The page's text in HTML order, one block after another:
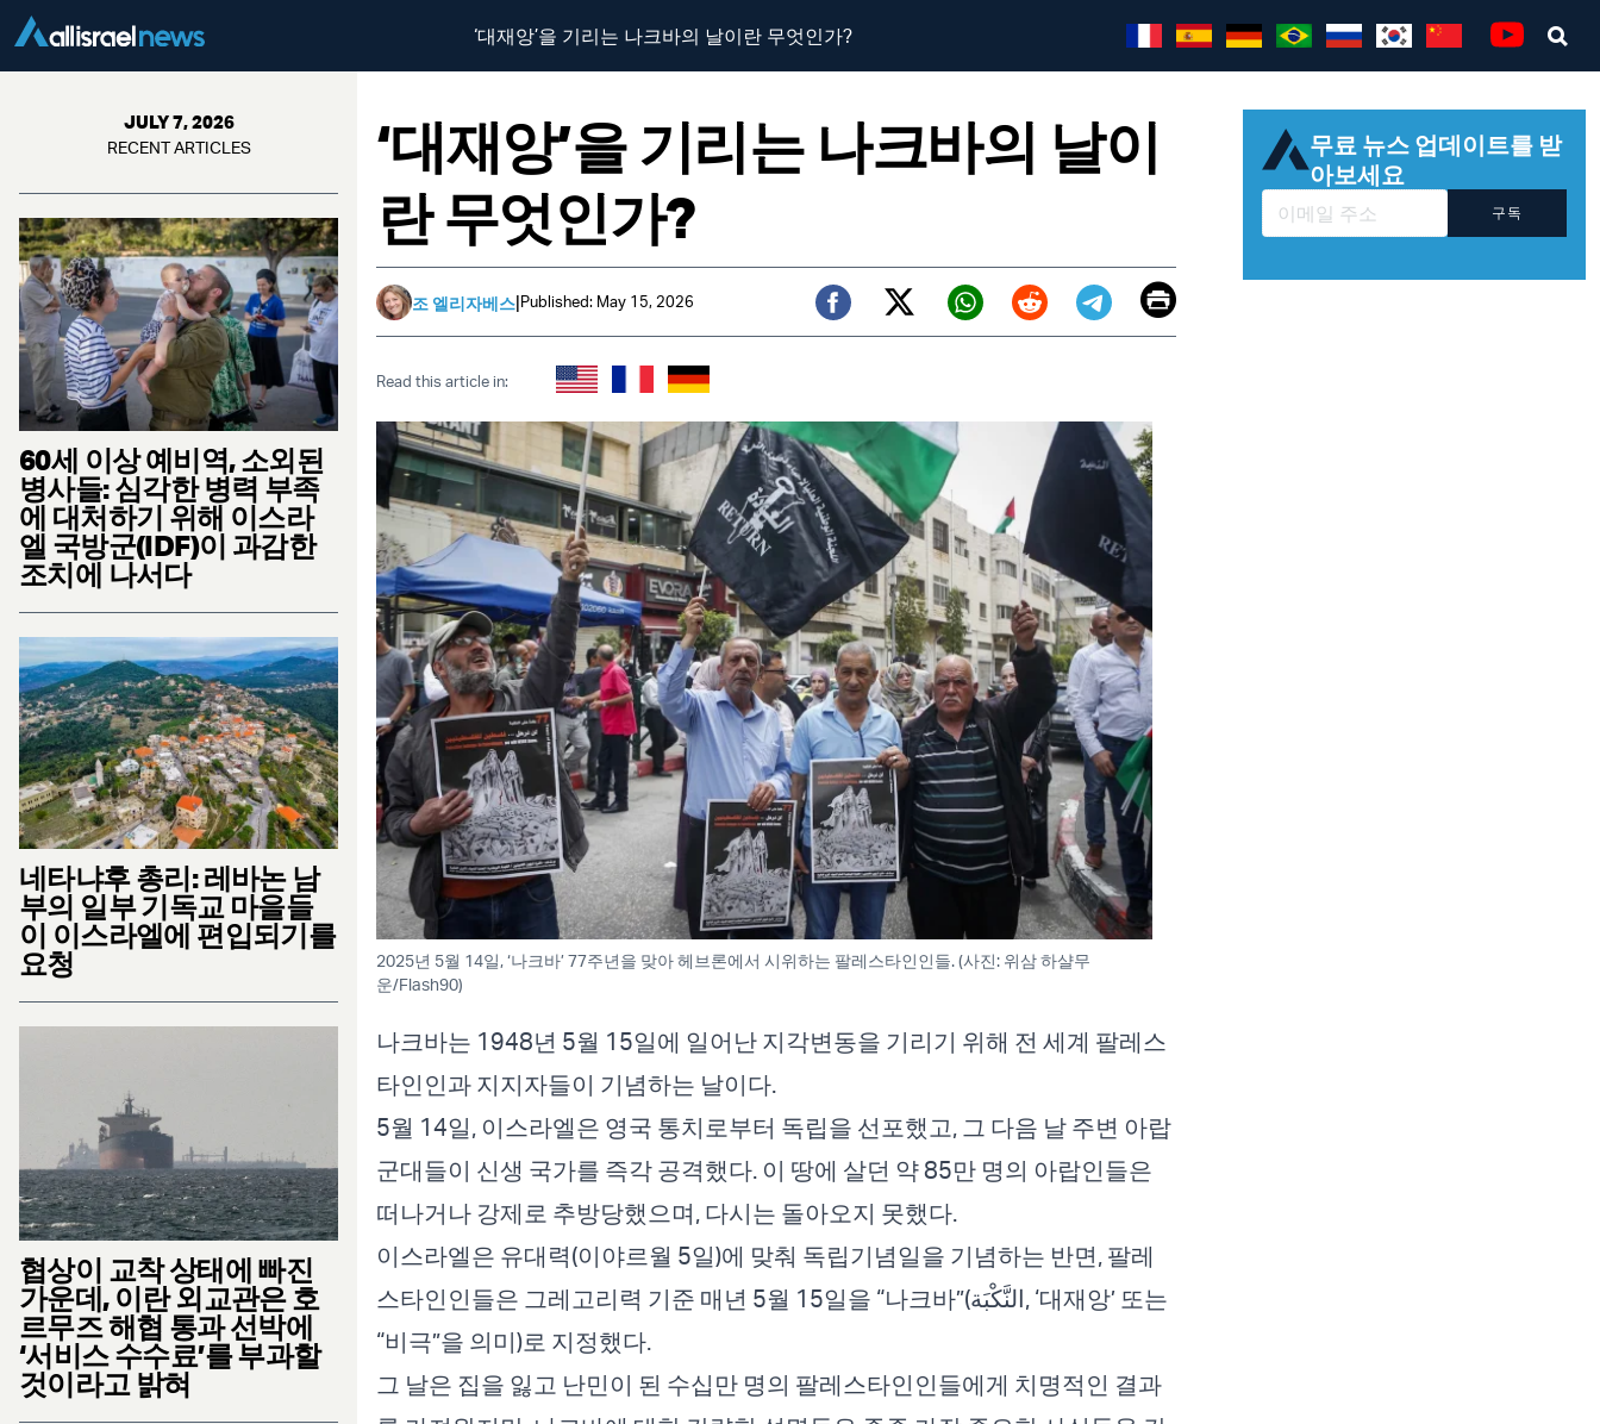
‘대재앙’을 기리는 나크바의 날이란 무엇인가?
JULY 7, 2026
RECENT ARTICLES
60세 이상 예비역, 소외된
병사들: 심각한 병력 부족
에 대처하기 위해 이스라
엘 국방군(IDF)이 과감한
조치에 나서다
네타냐후 총리: 레바논 남
부의 일부 기독교 마을들
이 이스라엘에 편입되기를
요청
협상이 교착 상태에 빠진
가운데, 이란 외교관은 호
르무즈 해협 통과 선박에
‘서비스 수수료’를 부과할
것이라고 밝혀
‘대재앙’을 기리는 나크바의 날이
란 무엇인가?
조 엘리자베스|Published: May 15, 2026
Facebook
Twitter (X)
Whatsapp
RedditTelegram
EmailPrint
Read this article in:
2025년 5월 14일, ‘나크바’ 77주년을 맞아 헤브론에서 시위하는 팔레스타인인들. (사진: 위삼 하샬무
운/Flash90)
나크바는 1948년 5월 15일에 일어난 지각변동을 기리기 위해 전 세계 팔레스
타인인과 지지자들이 기념하는 날이다.
5월 14일, 이스라엘은 영국 통치로부터 독립을 선포했고, 그 다음 날 주변 아랍
군대들이 신생 국가를 즉각 공격했다. 이 땅에 살던 약 85만 명의 아랍인들은
떠나거나 강제로 추방당했으며, 다시는 돌아오지 못했다.
이스라엘은 유대력(이야르월 5일)에 맞춰 독립기념일을 기념하는 반면, 팔레
스타인인들은 그레고리력 기준 매년 5월 15일을 “나크바”(النَّكْبَة, ‘대재앙’ 또는
“비극”을 의미)로 지정했다.
그 날은 집을 잃고 난민이 된 수십만 명의 팔레스타인인들에게 치명적인 결과
무료 뉴스 업데이트를 받
아보세요
구독